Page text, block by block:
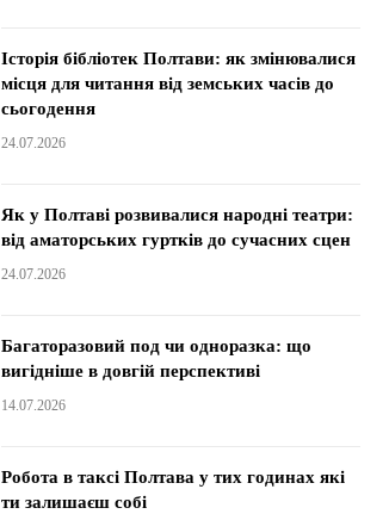
Історія бібліотек Полтави: як змінювалися
місця для читання від земських часів до
сьогодення
24.07.2026
Як у Полтаві розвивалися народні театри:
від аматорських гуртків до сучасних сцен
24.07.2026
Багаторазовий под чи одноразка: що
вигідніше в довгій перспективі
14.07.2026
Робота в таксі Полтава у тих годинах які
ти залишаєш собі